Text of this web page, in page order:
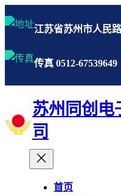
江苏省苏州市人民
传真 0512-67539649
苏州同创电
司
首页